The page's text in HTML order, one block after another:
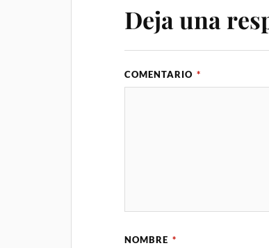
Deja una
COMENTARIO *
NOMBRE *